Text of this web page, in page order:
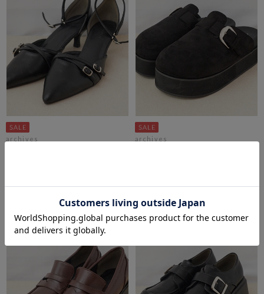
archives
10％OFF
￥7,150
archives
￥7,920
￥8,800